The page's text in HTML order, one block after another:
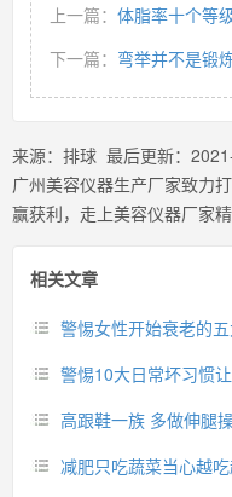
上一篇： 体脂率十个等
下一篇： 弯举并不是锻
来源： 排球 最后更新：
广州美容仪器生产厂家致力
赢获利，走上美容仪器厂家精
相关文章
警惕女性开始衰老的
警惕10大日常坏习惯
高跟鞋一族 多做伸腿
减肥只吃蔬菜当心越